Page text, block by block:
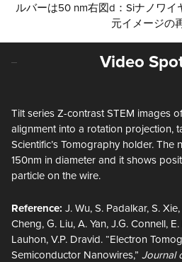
ルバーは50 nm右図d：Siナノワ
元イメージの
Video
Tilt series Z-contrast STEM images
alignment into a rotation projection,
Scientific’s Tomography holder.
150nm in diameter and it shows
particle on the wire.
Reference: J. Wu, S. Padalkar, S.
Cheng, G. Liu, A. Yan, J.G. Connell,
Lauhon, V.P. Dravid. “Electron
Semiconductor Nanowires,” Journal